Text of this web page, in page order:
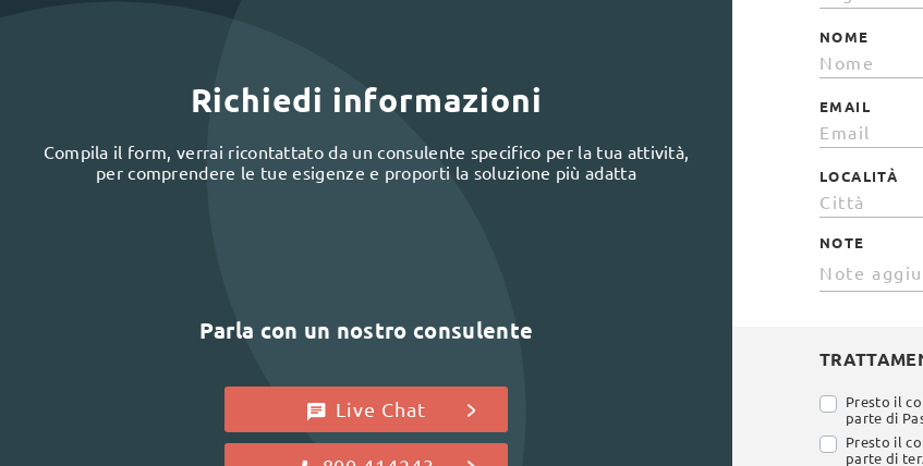
Richiedi informazioni
Compila il form, verrai ricontattato da un consulente specifico per la tua attività,
per comprendere le tue esigenze e proporti la soluzione più adatta
Parla con un nostro consulente
Live Chat
NOME
EMAIL
LOCALITÀ
NOTE
Presto il
parte di
Presto il
parte di